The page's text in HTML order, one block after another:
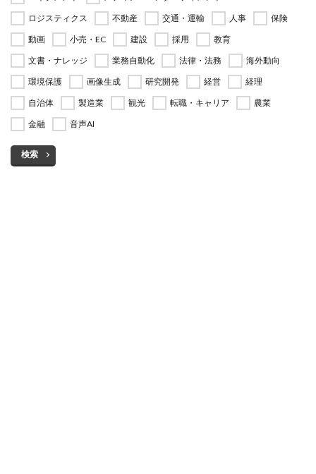
ロジスティクス
不動産 交通・運輸 人事
保険
動画
小売・EC 建設 採用
教育
文書・ナレッジ
業務自動化 法律・法務
海外動向
環境保護
画像生成 研究開発 経営
経理
自治体
製造業 観光 転職・キャリア
農業
金融
音声AI
検索